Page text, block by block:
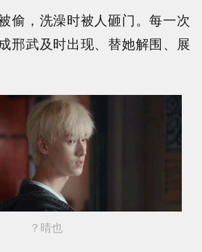
偷，洗澡时被人砸门。每一次
邢武及时出现、替她解围、展
？晴也